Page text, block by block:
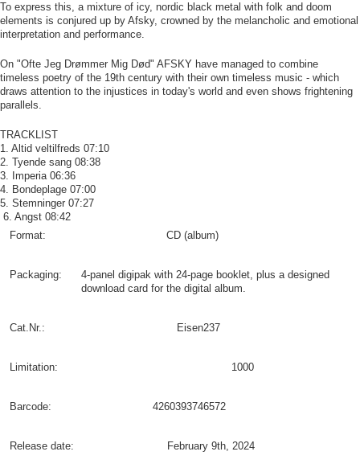
To express this, a mixture of icy, nordic black metal with folk and doom
elements is conjured up by Afsky, crowned by the melancholic and emotional
interpretation and performance.
On "Ofte Jeg Drømmer Mig Død" AFSKY have managed to combine
timeless poetry of the 19th century with their own timeless music - which
draws attention to the injustices in today's world and even shows frightening
parallels.
TRACKLIST
1. Altid veltilfreds 07:10
2. Tyende sang 08:38
3. Imperia 06:36
4. Bondeplage 07:00
5. Stemninger 07:27
6. Angst 08:42
Format:
CD (album)
Packaging:
4-panel digipak with 24-page booklet, plus a designed
download card for the digital album.
Cat.Nr.: Eisen237
Limitation: 1000
Barcode: 4260393746572
Release date: February 9th, 2024